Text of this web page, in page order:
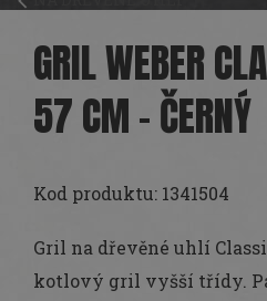
DŘEVO
PŘÍSLUŠENSTVÍ
OMÁČKY
PEČENÍ
GRIL WEBER
57 CM - ČERNÝ
Kod produktu: 1341504
Gril na dřevěné uhlí
kotlový gril vyšší třídy.